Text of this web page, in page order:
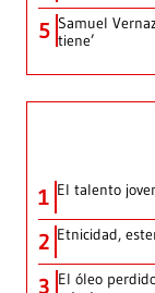
5 Samuel
tiene’
1 El talento
2 Etnicidad,
3 El óleo